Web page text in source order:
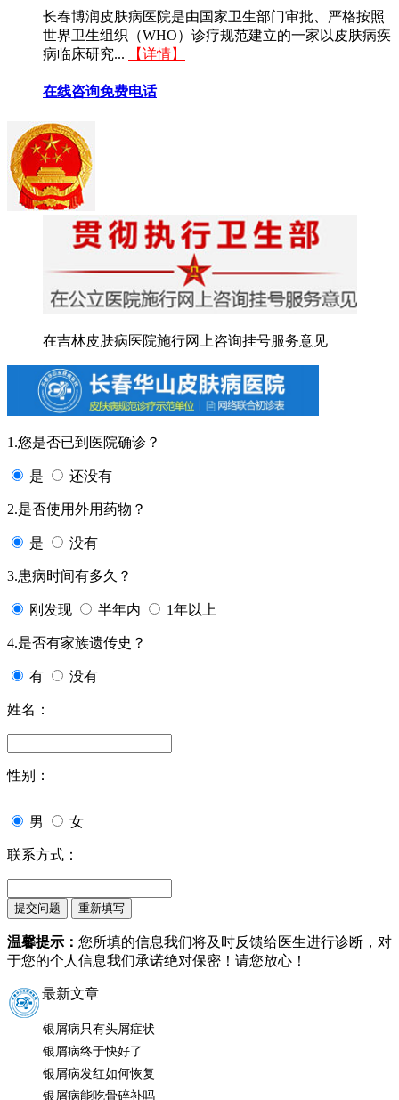
长春博润皮肤病医院是由国家卫生部门审批、严格按照
世界卫生组织（WHO）诊疗规范建立的一家以皮肤病疾
病临床研究...
【详情】
在线咨询免费电话
在吉林皮肤病医院施行网上咨询挂号服务意见
1.您是否已到医院确诊？
是 还没有
2.是否使用外用药物？
是 没有
3.患病时间有多久？
刚发现 半年内 1年以上
4.是否有家族遗传史？
有 没有
姓名：
性别：
男 女
联系方式：
温馨提示： 您所填的信息我们将及时反馈给医生进行诊断，对
于您的个人信息我们承诺绝对保密！请您放心！
最新文章
银屑病只有头屑症状
银屑病终于快好了
银屑病发红如何恢复
银屑病能吃骨碎补吗